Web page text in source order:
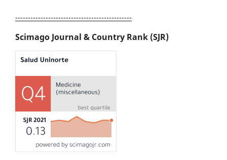
----------------------------------------------
Scimago Journal & Country Rank (SJR)